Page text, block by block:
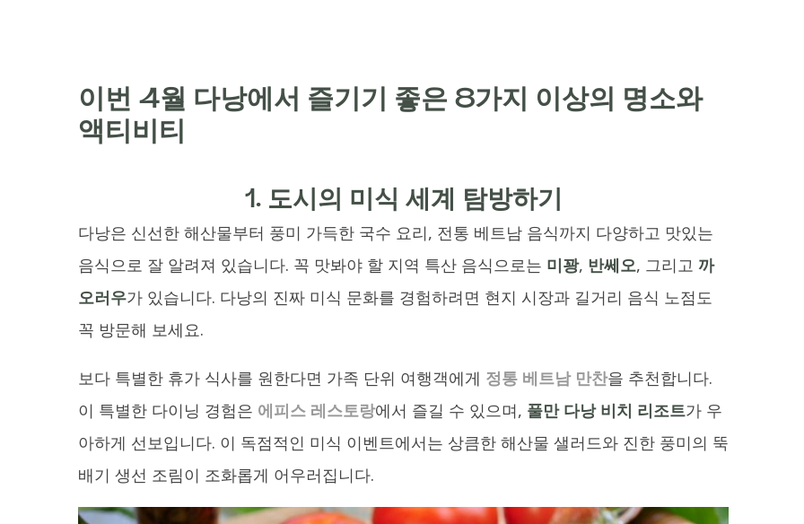
이번 4월 다낭에서 즐기기 좋은 8가지 이상의 명소와
액티비티
1. 도시의 미식 세계 탐방하기
다낭은 신선한 해산물부터 풍미 가득한 국수 요리, 전통 베트남 음식까지 다양하고 맛있는
음식으로 잘 알려져 있습니다. 꼭 맛봐야 할 지역 특산 음식으로는 미꽝, 반쎄오, 그리고 까
오러우가 있습니다. 다낭의 진짜 미식 문화를 경험하려면 현지 시장과 길거리 음식 노점도
꼭 방문해 보세요.
보다 특별한 휴가 식사를 원한다면 가족 단위 여행객에게 정통 베트남 만찬을 추천합니다.
이 특별한 다이닝 경험은 에피스 레스토랑에서 즐길 수 있으며, 풀만 다낭 비치 리조트가 우
아하게 선보입니다. 이 독점적인 미식 이벤트에서는 상큼한 해산물 샐러드와 진한 풍미의 뚝
배기 생선 조림이 조화롭게 어우러집니다.